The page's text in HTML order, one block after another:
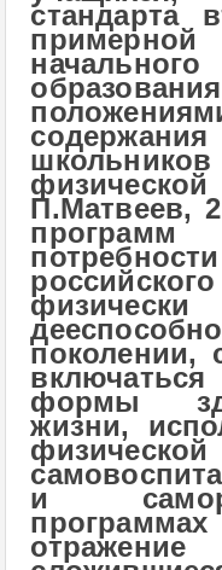
стандарта
П.Матвеев,
поколении,
формы
жизни,
и